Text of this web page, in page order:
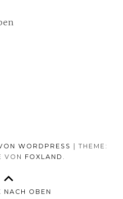
WORDPRESS | THEME:
VON FOXLAND
NACH OBEN